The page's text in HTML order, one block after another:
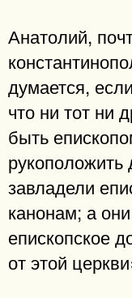
Анатолий,
думается,
что ни тот ни
быть
рукоположить
завладели
канонам; а
епископское
от этой